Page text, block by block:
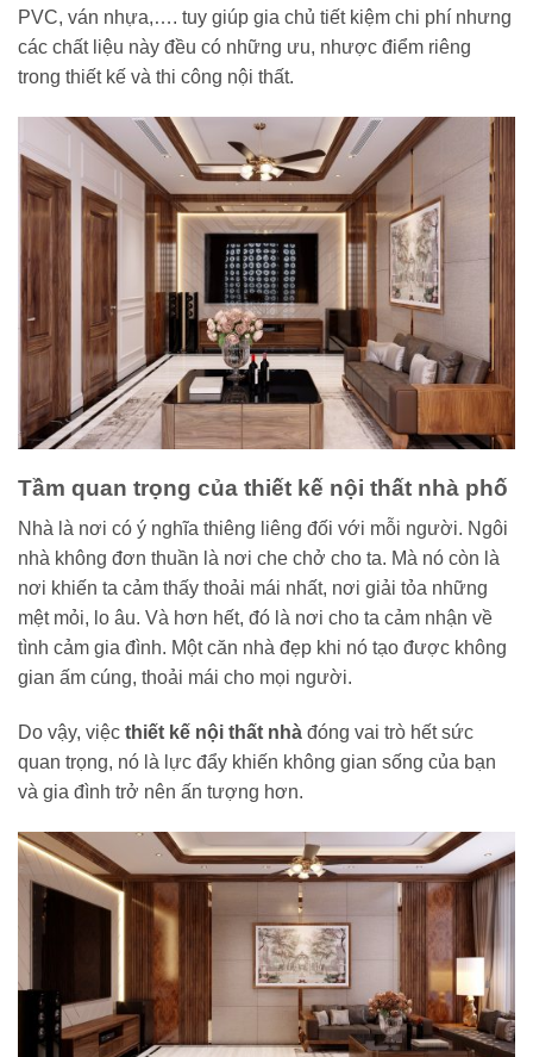
PVC, ván nhựa,…. tuy giúp gia chủ tiết kiệm chi phí nhưng
các chất liệu này đều có những ưu, nhược điểm riêng
trong thiết kế và thi công nội thất.
Tầm quan trọng của thiết kế nội thất nhà phố
Nhà là nơi có ý nghĩa thiêng liêng đối với mỗi người. Ngôi
nhà không đơn thuần là nơi che chở cho ta. Mà nó còn là
nơi khiến ta cảm thấy thoải mái nhất, nơi giải tỏa những
mệt mỏi, lo âu. Và hơn hết, đó là nơi cho ta cảm nhận về
tình cảm gia đình. Một căn nhà đẹp khi nó tạo được không
gian ấm cúng, thoải mái cho mọi người.
Do vậy, việc thiết kế nội thất nhà đóng vai trò hết sức
quan trọng, nó là lực đẩy khiến không gian sống của bạn
và gia đình trở nên ấn tượng hơn.